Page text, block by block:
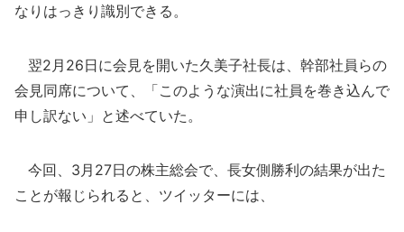
なりはっきり識別できる。
翌2月26日に会見を開いた久美子社長は、幹部社員らの
会見同席について、「このような演出に社員を巻き込んで
申し訳ない」と述べていた。
今回、3月27日の株主総会で、長女側勝利の結果が出た
ことが報じられると、ツイッターには、